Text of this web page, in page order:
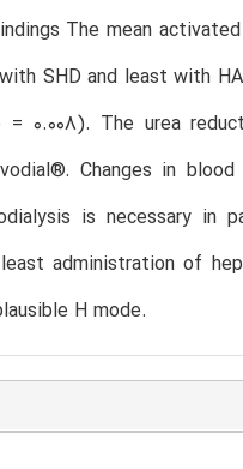
The mean
SHD and least with
= 0.008). The urea
Changes in
is necessary in
administration of
H mode.